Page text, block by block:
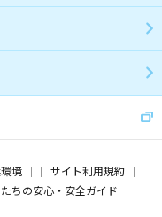
境
サイト利用規約
ちの安心・安全ガイド